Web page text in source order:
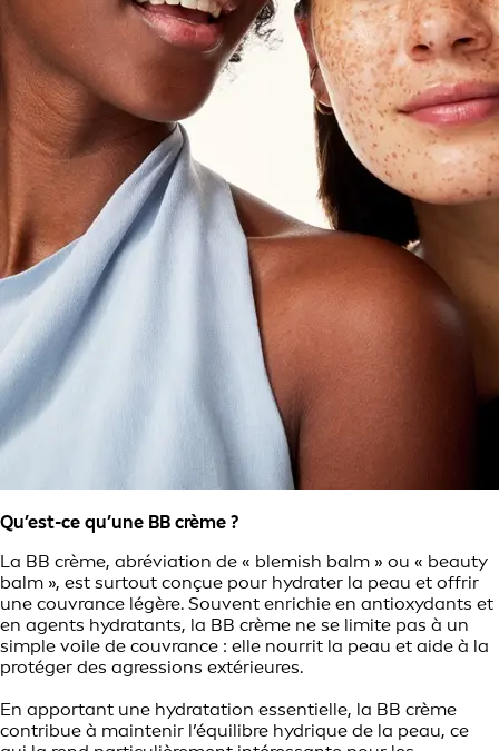
Qu’est-ce qu’une BB crème ?
La BB crème, abréviation de « blemish balm » ou « beauty
balm », est surtout conçue pour hydrater la peau et offrir
une couvrance légère. Souvent enrichie en antioxydants et
en agents hydratants, la BB crème ne se limite pas à un
simple voile de couvrance : elle nourrit la peau et aide à la
protéger des agressions extérieures.
En apportant une hydratation essentielle, la BB crème
contribue à maintenir l’équilibre hydrique de la peau, ce